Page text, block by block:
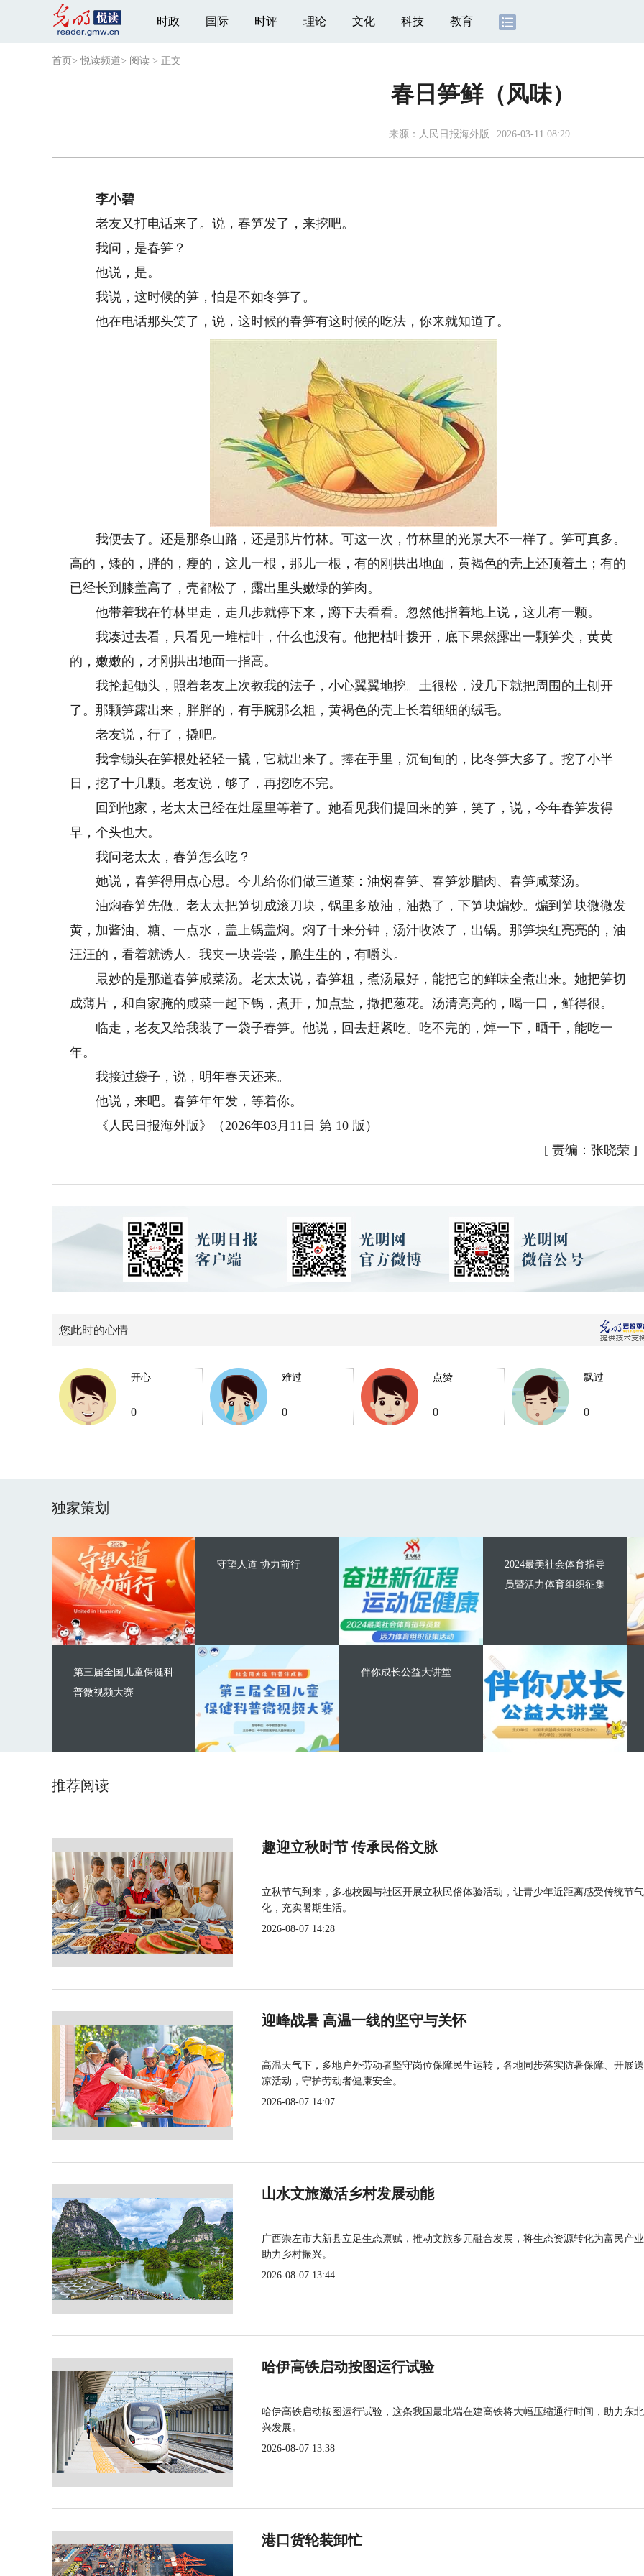
时政 国际 时评 理论 文化 科技 教育
首页 >悦读频道> 阅读 > 正文
春日笋鲜（风味）
来源： 人民日报海外版 2026-03-11 08:29
李小碧
老友又打电话来了。说，春笋发了，来挖吧。
我问，是春笋？
他说，是。
我说，这时候的笋，怕是不如冬笋了。
他在电话那头笑了，说，这时候的春笋有这时候的吃法，你来就知道了。
我便去了。还是那条山路，还是那片竹林。可这一次，竹林里的光景大不一样了。笋可真多。
高的，矮的，胖的，瘦的，这儿一根，那儿一根，有的刚拱出地面，黄褐色的壳上还顶着土；有的
已经长到膝盖高了，壳都松了，露出里头嫩绿的笋肉。
他带着我在竹林里走，走几步就停下来，蹲下去看看。忽然他指着地上说，这儿有一颗。
我凑过去看，只看见一堆枯叶，什么也没有。他把枯叶拨开，底下果然露出一颗笋尖，黄黄
的，嫩嫩的，才刚拱出地面一指高。
我抡起锄头，照着老友上次教我的法子，小心翼翼地挖。土很松，没几下就把周围的土刨开
了。那颗笋露出来，胖胖的，有手腕那么粗，黄褐色的壳上长着细细的绒毛。
老友说，行了，撬吧。
我拿锄头在笋根处轻轻一撬，它就出来了。捧在手里，沉甸甸的，比冬笋大多了。挖了小半
日，挖了十几颗。老友说，够了，再挖吃不完。
回到他家，老太太已经在灶屋里等着了。她看见我们提回来的笋，笑了，说，今年春笋发得
早，个头也大。
我问老太太，春笋怎么吃？
她说，春笋得用点心思。今儿给你们做三道菜：油焖春笋、春笋炒腊肉、春笋咸菜汤。
油焖春笋先做。老太太把笋切成滚刀块，锅里多放油，油热了，下笋块煸炒。煸到笋块微微发
黄，加酱油、糖、一点水，盖上锅盖焖。焖了十来分钟，汤汁收浓了，出锅。那笋块红亮亮的，油
汪汪的，看着就诱人。我夹一块尝尝，脆生生的，有嚼头。
最妙的是那道春笋咸菜汤。老太太说，春笋粗，煮汤最好，能把它的鲜味全煮出来。她把笋切
成薄片，和自家腌的咸菜一起下锅，煮开，加点盐，撒把葱花。汤清亮亮的，喝一口，鲜得很。
临走，老友又给我装了一袋子春笋。他说，回去赶紧吃。吃不完的，焯一下，晒干，能吃一
年。
我接过袋子，说，明年春天还来。
他说，来吧。春笋年年发，等着你。
《人民日报海外版》（2026年03月11日 第 10 版）
[ 责编：张晓荣 ]
您此时的心情
开心
0
难过
0
点赞
0
飘过
0
独家策划
守望人道 协力前行
第三届全国儿童保健科
普微视频大赛
2024最美社会体育指导
员暨活力体育组织征集
伴你成长公益大讲堂
推荐阅读
趣迎立秋时节 传承民俗文脉
立秋节气到来，多地校园与社区开展立秋民俗体验活动，让青少年近距离感受传统节
化，充实暑期生活。
2026-08-07 14:28
迎峰战暑 高温一线的坚守与关怀
高温天气下，多地户外劳动者坚守岗位保障民生运转，各地同步落实防暑保障、开展
凉活动，守护劳动者健康安全。
2026-08-07 14:07
山水文旅激活乡村发展动能
广西崇左市大新县立足生态禀赋，推动文旅多元融合发展，将生态资源转化为富民产
助力乡村振兴。
2026-08-07 13:44
哈伊高铁启动按图运行试验
哈伊高铁启动按图运行试验，这条我国最北端在建高铁将大幅压缩通行时间，助力东
兴发展。
2026-08-07 13:38
港口货轮装卸忙